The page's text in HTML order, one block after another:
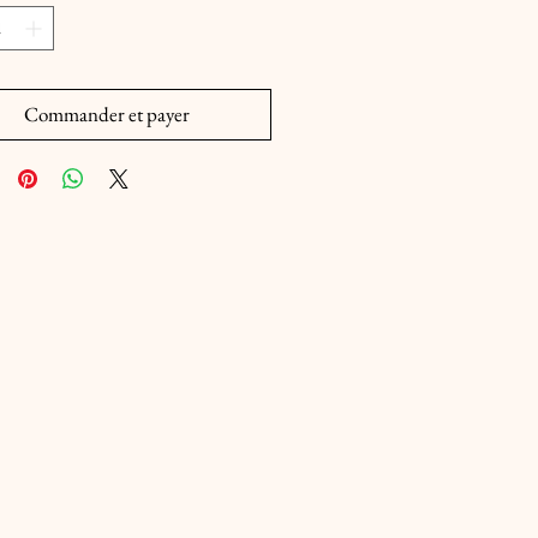
Commander et payer